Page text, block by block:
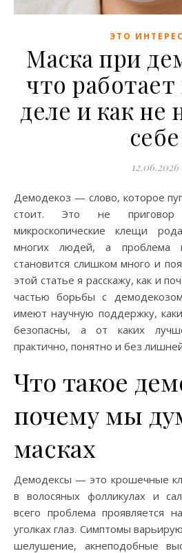
ЭТО
Маска при
что
деле и как не
себе
12.06.2026
Демодекоз — слово, которое пугает, но паниковать не
стоит. Это не
микроскопические клещи
многих людей, а проблема
становится слишком много и
этой статье я расскажу, как и
частью борьбы с
имеют научную поддержку,
безопасны, а от каких
практично, понятно и без
Что такое
почему мы
масках
Демодексы — это крошечные
в волосяных фолликулах и
всего проблема проявляется
уголках глаз. Симптомы
шелушение, акнеподобные